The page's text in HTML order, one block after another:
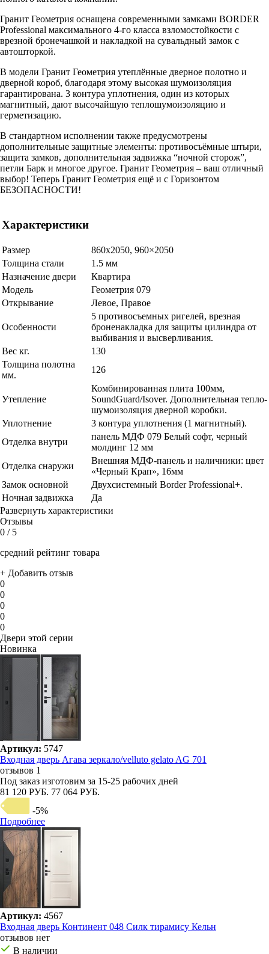
Гранит Геометрия оснащена современными замками BORDER
Professiоnal максимального 4-го класса взломостойкости с
врезной бронечашкой и накладкой на сувальдный замок с
автошторкой.
В модели Гранит Геометрия утеплённые дверное полотно и
дверной короб, благодаря этому высокая шумоизоляция
гарантирована. 3 контура уплотнения, один из которых
магнитный, дают высочайшую теплошумоизоляцию и
герметизацию.
В стандартном исполнении также предусмотрены
дополнительные защитные элементы: противосъёмные штыри,
защита замков, дополнительная задвижка “ночной сторож”,
петли Барк и многое другое. Гранит Геометрия – ваш отличный
выбор! Теперь Гранит Геометрия ещё и с Горизонтом
БЕЗОПАСНОСТИ!
Характеристики
Размер
860х2050, 960×2050
Толщина стали
1.5 мм
Назначение двери
Квартира
Модель
Геометрия 079
Открывание
Левое, Правое
Особенности
5 противосъемных ригелей, врезная
броненакладка для защиты цилиндра от
выбивания и высверливания.
Вес кг.
130
Толщина полотна
мм.
126
Утепление
Комбинированная плита 100мм,
SoundGuard/Isover. Дополнительная тепло-
шумоизоляция дверной коробки.
Уплотнение
3 контура уплотнения (1 магнитный).
Отделка внутри
панель МДФ 079 Белый софт, черный
молдинг 12 мм
Отделка снаружи
Внешняя МДФ-панель и наличники: цвет
«Черный Крап», 16мм
Замок основной
Двухсистемный Border Professional+.
Ночная задвижка
Да
Развернуть характеристики
Отзывы
0 / 5
средний рейтинг товара
+ Добавить отзыв
0
0
0
0
0
Двери этой серии
Новинка
Артикул: 5747
Входная дверь Агава зеркало/velluto gelato AG 701
отзывов 1
Под заказ изготовим за 15-25 рабочих дней
81 120 РУБ. 77 064 РУБ.
-5%
Подробнее
Артикул: 4567
Входная дверь Континент 048 Силк тирамису Кельн
отзывов нет
В наличии